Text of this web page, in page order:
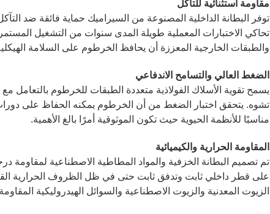
مقاومة استثنائية للتآكل
توفر البطانة الداخلية المصنوعة من السيراميك حماية فائقة ضد
تحاكي الاختبارات المعملية طويلة المدى سنوات من التشغيل
والطبقات الخارجية المعززة أن يحافظ الخرطوم على السلامة
الضغط العالي والتسامح الاندفاعي
يسمح تقوية الأسلاك الفولاذية متعددة الطبقات للخرطوم بالتعامل
تشوه. يتحقق اختبار الضغط من أن الخرطوم يمكنه الحفاظ على دورات
مناسبًا للأنظمة الحيوية حيث تكون الموثوقية أمرًا بالغ الأهمية.
المقاومة الحرارية والكيميائية
تم تصميم البطانة الخزفية والمواد المطاطية الاصطناعية لمقاومة
على قطر داخلي ثابت وتدفق ثابت حتى في ظل الظروف الحرارية
الزيوت المعدنية والزيوت الاصطناعية والسوائل الهيدروليكية